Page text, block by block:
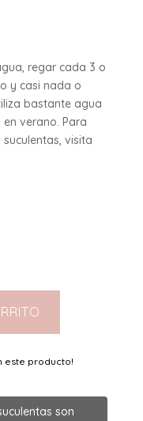
regar cada 3 o
y casi nada o
bastante agua
verano. Para
visita
este producto!
son